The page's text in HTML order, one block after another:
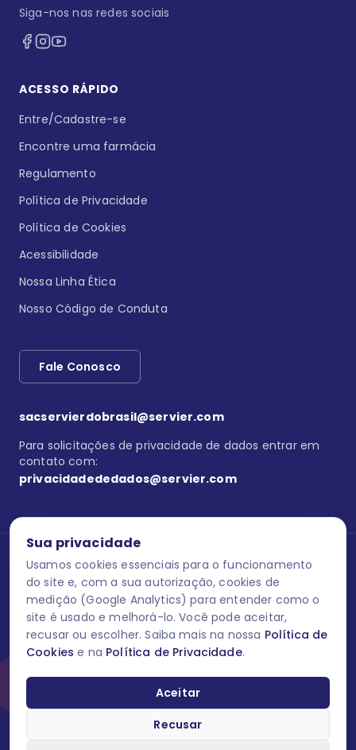
Sua privacidade
Usamos cookies essenciais para o funcionamento
do site e, com a sua autorização, cookies de
medição (Google Analytics) para entender como o
site é usado e melhorá-lo. Você pode aceitar,
recusar ou escolher. Saiba mais na nossa Política de
Cookies e na Política de Privacidade.
Aceitar
Recusar
Siga-nos nas redes sociais
ACESSO RÁPIDO
Entre/Cadastre-se
Encontre uma farmácia
Regulamento
Política de Privacidade
Política de Cookies
Acessibilidade
Nossa Linha Ética
Nosso Código de Conduta
Fale Conosco
sacservierdobrasil@servier.com
Para solicitações de privacidade de dados entrar em
contato com:
privacidadededados@servier.com
Se estiver no programa semprecuidando, comunique aquiuma
reação adversa com os produtos Servier. Este site contém
informações para o público leigo e para os profissionais de saúde
do Brasil habilitados a prescrever medicamentos. M-AS ONE-BR-
202606-00013 / Agosto 2026.
O laboratório Servier do Brasil respeita os seus dados! Caso deseje
dados pessoais você pode fazê-lo a qualquer momento entrando
em contato através do site www.semprecuidando.com.br na opção
fale conosco.